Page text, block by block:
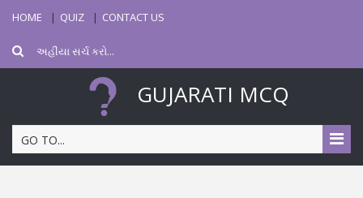
HOME QUIZ CONTACT US
GUJARATI MCQ
GO TO...